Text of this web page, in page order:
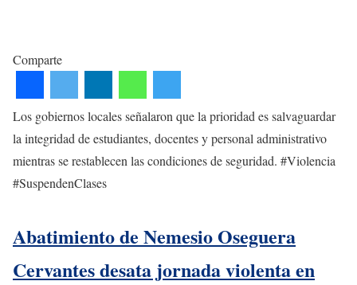
Comparte
Los gobiernos locales señalaron que la prioridad es salvaguardar
la integridad de estudiantes, docentes y personal administrativo
mientras se restablecen las condiciones de seguridad. #Violencia
#SuspendenClases
Abatimiento de Nemesio Oseguera
Cervantes desata jornada violenta en